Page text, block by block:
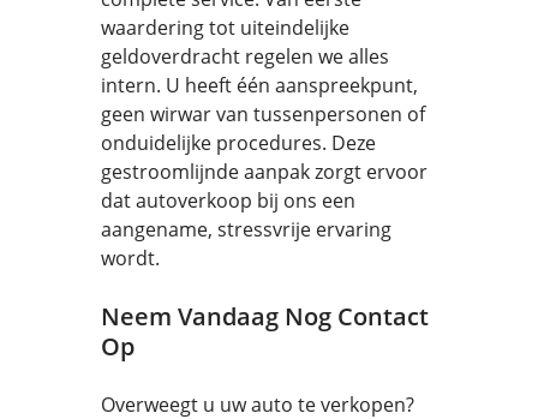
waardering tot uiteindelijke
geldoverdracht regelen we alles
intern. U heeft één aanspreekpunt,
geen wirwar van tussenpersonen of
onduidelijke procedures. Deze
gestroomlijnde aanpak zorgt ervoor
dat autoverkoop bij ons een
aangename, stressvrije ervaring
wordt.
Neem Vandaag Nog Contact
Op
Overweegt u uw auto te verkopen?